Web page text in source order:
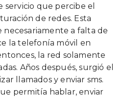
servicio que percibe el
de redes. Esta
necesariamente a falta de
la telefonía móvil en
la red solamente
Años después, surgió el
llamados y enviar sms.
permitía hablar, enviar